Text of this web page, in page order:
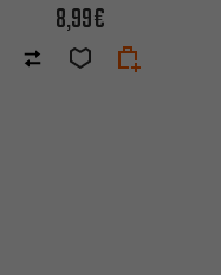
8,99€